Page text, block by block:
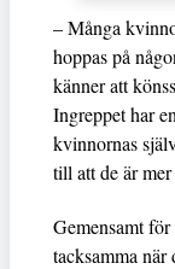
– Många
hoppas på
känner att
Ingreppet har
kvinnornas
till att de är
Gemensamt
tacksamma